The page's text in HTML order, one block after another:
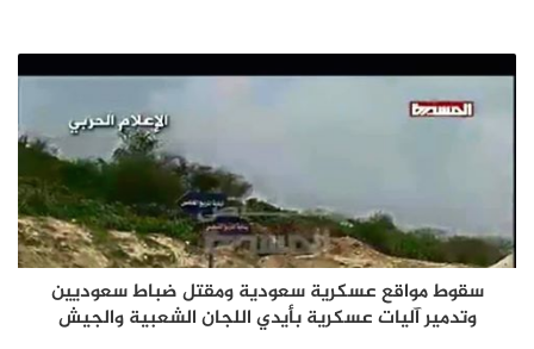
سقوط مواقع عسكرية سعودية ومقتل ضباط سعوديين
وتدمير آليات عسكرية بأيدي اللجان الشعبية والجيش